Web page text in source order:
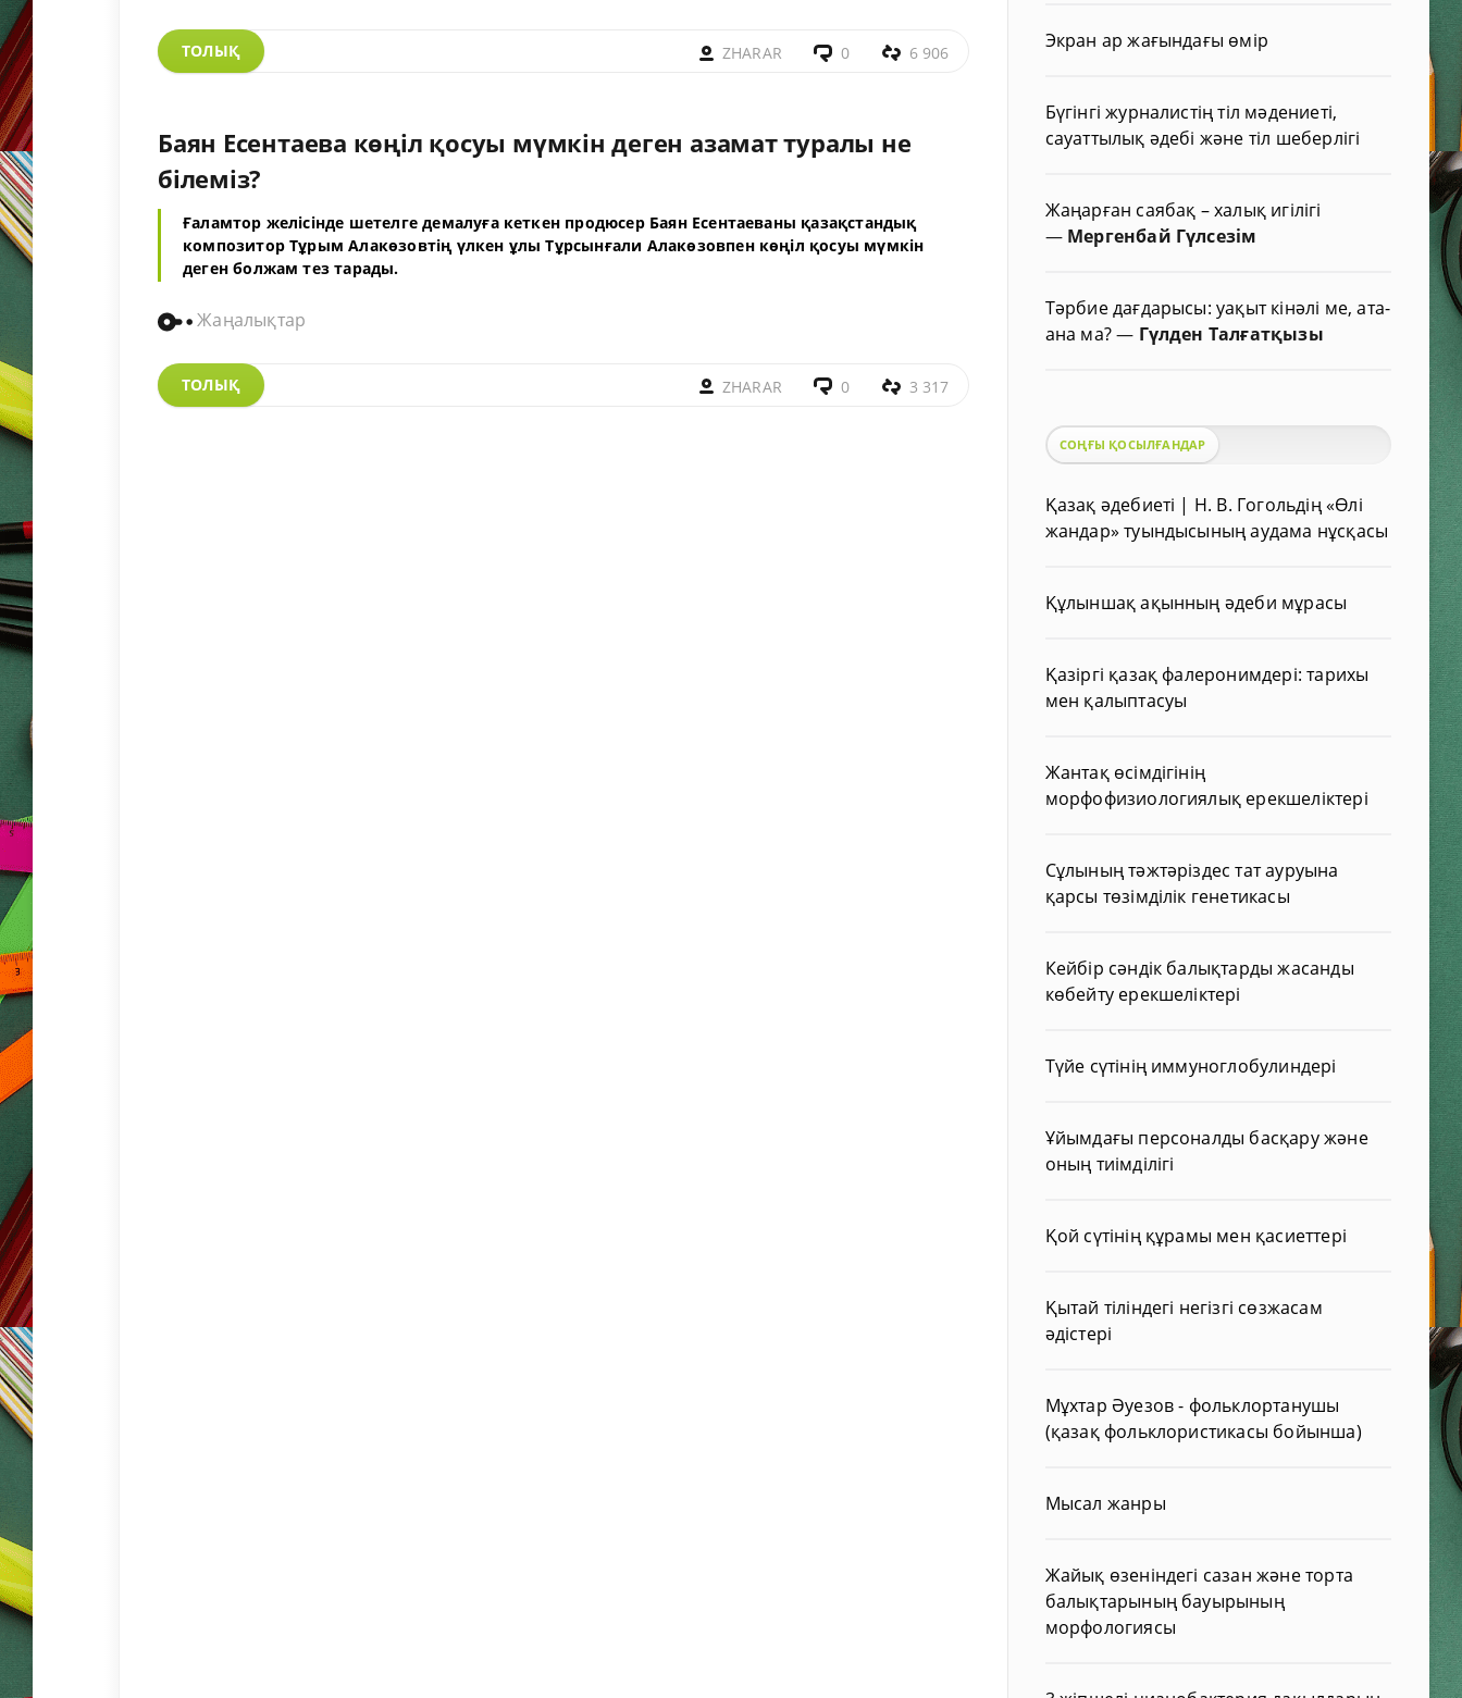
ТОЛЫҚ ZHARAR 0 6 906
Баян Есентаева көңіл қосуы мүмкін деген азамат туралы не
білеміз?
Ғаламтор желісінде шетелге демалуға кеткен продюсер Баян Есентаеваны қазақстандық
композитор Тұрым Алакөзовтің үлкен ұлы Тұрсынғали Алакөзовпен көңіл қосуы мүмкін
деген болжам тез тарады.
Жаңалықтар
ТОЛЫҚ ZHARAR 0 3 317
Экран ар жағындағы өмір
Бүгінгі журналистің тіл мәдениеті,
сауаттылық әдебі және тіл шеберлігі
Жаңарған саябақ – халық игілігі
— Мергенбай Гүлсезім
Тәрбие дағдарысы: уақыт кінәлі ме, ата-
ана ма?— Гүлден Талғатқызы
СОҢҒЫ ҚОСЫЛҒАНДАР
Қазақ әдебиеті | Н. В. Гогольдің «Өлі
жандар» туындысының аудама нұсқасы
Құлыншақ ақынның әдеби мұрасы
Қазіргі қазақ фалеронимдері: тарихы
мен қалыптасуы
Жантақ өсімдігінің
морфофизиологиялық ерекшеліктері
Сұлының тәжтәріздес тат ауруына
қарсы төзімділік генетикасы
Кейбір сәндік балықтарды жасанды
көбейту ерекшеліктері
Түйе сүтінің иммуноглобулиндері
Ұйымдағы персоналды басқару және
оның тиімділігі
Қой сүтінің құрамы мен қасиеттері
Қытай тіліндегі негізгі сөзжасам
әдістері
Мұхтар Әуезов - фольклортанушы
(қазақ фольклористикасы бойынша)
Мысал жанры
Жайық өзеніндегі сазан және торта
балықтарының бауырының
морфологиясы